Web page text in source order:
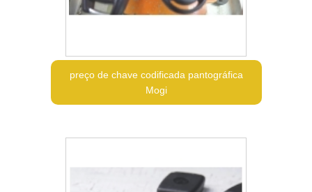
preço de chave codificada pantográfica
Mogi